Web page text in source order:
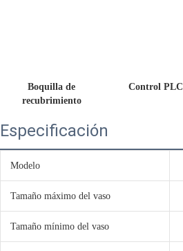
Boquilla de
recubrimiento
Control PLC
Especificación
Modelo
Tamaño máximo del vaso
Tamaño mínimo del vaso